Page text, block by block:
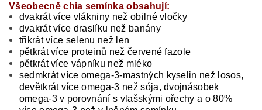
Všeobecně chia semínka obsahují:
dvakrát více vlákniny než obilné vločky
dvakrát více draslíku než banány
třikrát více selenu než len
pětkrát více proteinů než červené fazole
pětkrát více vápníku než mléko
sedmkrát více omega-3-mastných kyselin než losos,
devětkrát více omega-3 než sója, dvojnásobek
omega-3 v porovnání s vlašskými ořechy a o 80%